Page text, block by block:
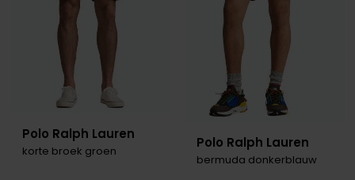
Polo Ralph Lauren
korte broek groen Polo Ralph Lauren
bermuda donkerblauw